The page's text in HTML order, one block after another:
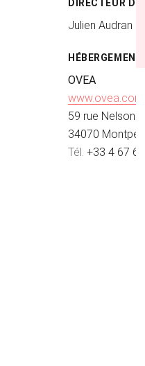
DIRECTEUR
Julien Audran
HÉBERGEMENT
OVEA
www.ovea.com
59 rue Nelson
34070
Tél. +33 4 67 67